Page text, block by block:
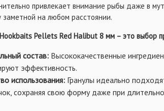
привлекает внимание рыбы даже в
заметной на любом расстоянии.
Pellets Red Halibut 8 мм – это выбор
состав: Высококачественные
эффективность.
использования: Гранулы идеально
сохраняя свою форму даже при